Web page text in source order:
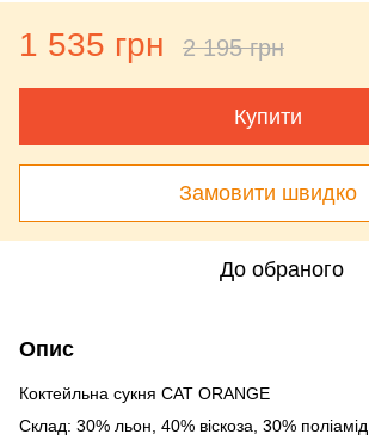
1 535 грн 2 195 грн
Купити
Замовити швидко
До обраного
Опис
Коктейльна сукня CAT ORANGE
Склад: 30% льон, 40% віскоза, 30% поліамід